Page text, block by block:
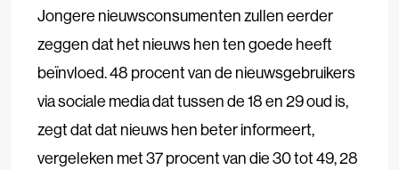
Jongere nieuwsconsumenten zullen eerder
zeggen dat het nieuws hen ten goede heeft
beïnvloed. 48 procent van de nieuwsgebruikers
via sociale media dat tussen de 18 en 29 oud is,
zegt dat dat nieuws hen beter informeert,
vergeleken met 37 procent van die 30 tot 49, 28